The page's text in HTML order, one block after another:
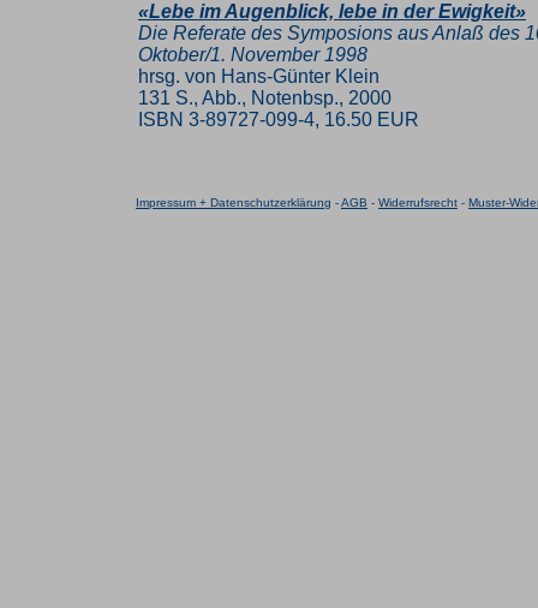
«Lebe im Augenblick, lebe in der Ewigkeit»
Die Referate des Symposions aus Anlaß des
Oktober/1. November 1998
hrsg. von Hans-Günter Klein
131 S., Abb., Notenbsp., 2000
ISBN 3-89727-099-4, 16.50 EUR
Impressum + Datenschutzerklärung -AGB - Widerrufsrecht - Muster-